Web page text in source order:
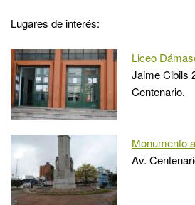
Lugares de interés:
Liceo
Jaime Cibils
Centenario.
Monumento
Av.